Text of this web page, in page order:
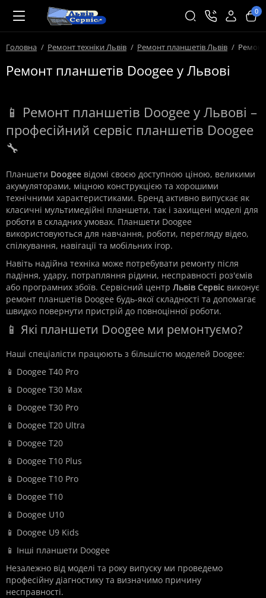
0
Головна Ремонт техніки Львів Ремонт планшетів Львів
Ремонт планшетів Doogee у Львові
📱 Ремонт планшетів Doogee у Львові –
професійний сервіс планшетів Doogee
🔧
Планшети Doogee відомі своєю доступною ціною, великими
акумуляторами, міцною конструкцією та хорошими
технічними характеристиками. Бренд активно випускає як
класичні мультимедійні планшети, так і захищені моделі для
роботи в складних умовах. Планшети Doogee
використовуються для навчання, роботи, перегляду відео,
спілкування, навігації та мобільних ігор.
Навіть надійна техніка може потребувати ремонту після
падіння, удару, потрапляння рідини, несправності роз'ємів
або програмних збоїв. Сервісний центр Львів Сервіс виконує
ремонт планшетів Doogee будь-якої складності та допомагає
швидко повернути пристрій до повноцінної роботи.
📱 Які планшети Doogee ми ремонтуємо?
Наші спеціалісти працюють з більшістю моделей Doogee:
📱 Doogee T40 Pro
📱 Doogee T30 Max
📱 Doogee T30 Pro
📱 Doogee T20 Ultra
📱 Doogee T20
📱 Doogee T10 Plus
📱 Doogee T10 Pro
📱 Doogee T10
📱 Doogee U10
📱 Doogee U9 Kids
📱 Інші планшети Doogee
Незалежно від моделі та року випуску ми проведемо
професійну діагностику та визначимо причину
несправності.